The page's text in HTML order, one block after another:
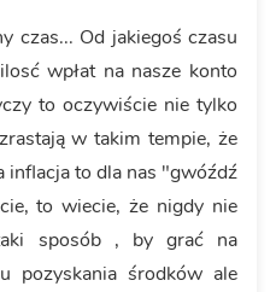
czas... Od jakiegoś czasu
wpłat na nasze konto
to oczywiście nie tylko
w takim tempie, że
inflacja to dla nas "gwóźdź
to wiecie, że nigdy nie
sposób , by grać na
pozyskania środków ale